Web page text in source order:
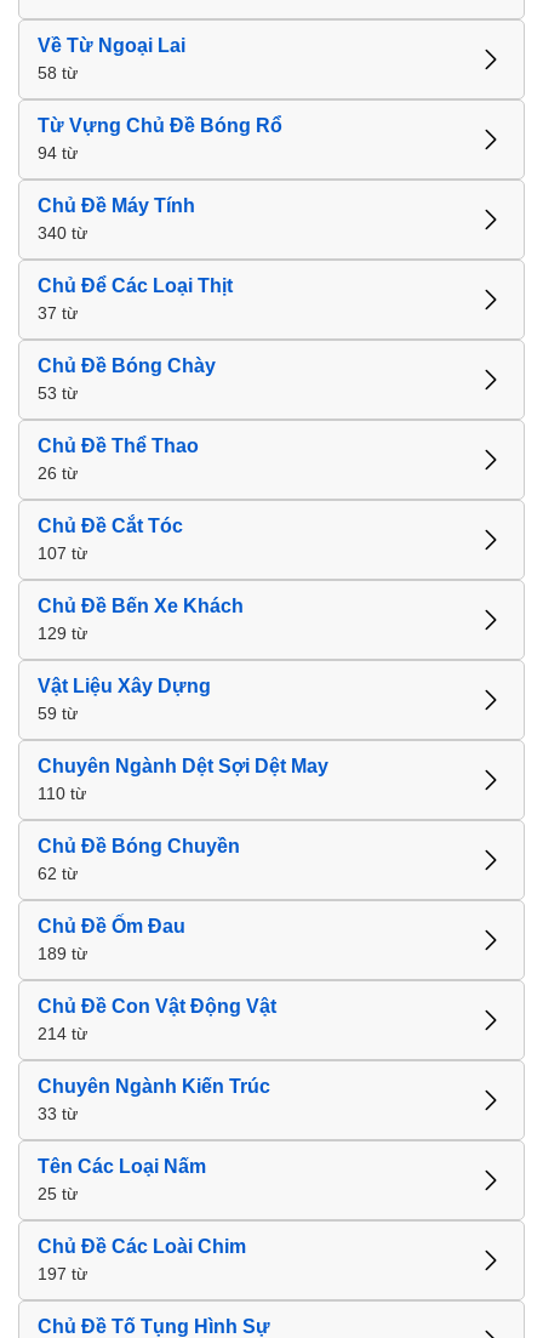
Về Từ Ngoại Lai
58 từ
Từ Vựng Chủ Đề Bóng Rổ
94 từ
Chủ Đề Máy Tính
340 từ
Chủ Để Các Loại Thịt
37 từ
Chủ Đề Bóng Chày
53 từ
Chủ Đề Thể Thao
26 từ
Chủ Đề Cắt Tóc
107 từ
Chủ Đề Bến Xe Khách
129 từ
Vật Liệu Xây Dựng
59 từ
Chuyên Ngành Dệt Sợi Dệt May
110 từ
Chủ Đề Bóng Chuyền
62 từ
Chủ Đề Ốm Đau
189 từ
Chủ Đề Con Vật Động Vật
214 từ
Chuyên Ngành Kiến Trúc
33 từ
Tên Các Loại Nấm
25 từ
Chủ Đề Các Loài Chim
197 từ
Chủ Đề Tố Tụng Hình Sự